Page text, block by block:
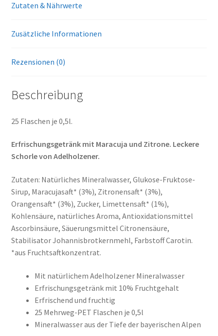
Zutaten & Nährwerte
Zusätzliche Informationen
Rezensionen (0)
Beschreibung
25 Flaschen je 0,5l.
Erfrischungsgetränk mit Maracuja und Zitrone. Leckere
Schorle von Adelholzener.
Zutaten: Natürliches Mineralwasser, Glukose-Fruktose-
Sirup, Maracujasaft* (3%), Zitronensaft* (3%),
Orangensaft* (3%), Zucker, Limettensaft* (1%),
Kohlensäure, natürliches Aroma, Antioxidationsmittel
Ascorbinsäure, Säuerungsmittel Citronensäure,
Stabilisator Johannisbrotkernmehl, Farbstoff Carotin.
*aus Fruchtsaftkonzentrat.
Mit natürlichem Adelholzener Mineralwasser
Erfrischungsgetränk mit 10% Fruchtgehalt
Erfrischend und fruchtig
25 Mehrweg-PET Flaschen je 0,5l
Mineralwasser aus der Tiefe der bayerischen Alpen